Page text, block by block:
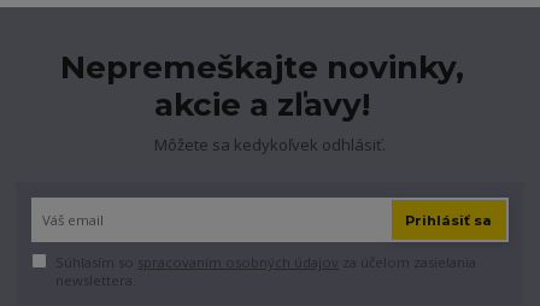
Nepremeškajte novinky,
akcie a zľavy!
Môžete sa kedykoľvek odhlásiť.
Prihlásiť sa
Súhlasím so spracovaním osobných údajov za účelom zasielania
newslettera.